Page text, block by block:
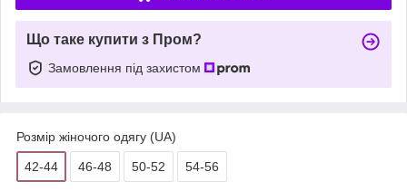
Що таке купити з Пром?
Замовлення під захистом
Розмір жіночого одягу (UA)
42-44 46-48 50-52 54-56